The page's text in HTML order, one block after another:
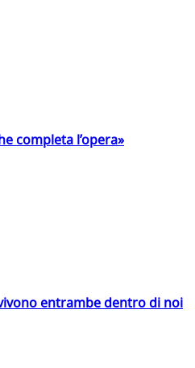
completa l’opera»
entrambe dentro di noi